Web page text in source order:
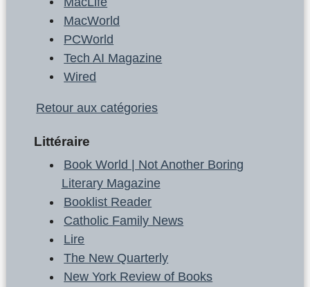
MacWorld
PCWorld
Tech AI Magazine
Wired
Retour aux catégories
Littéraire
Book World | Not Another Boring
Literary Magazine
Booklist Reader
Catholic Family News
Lire
The New Quarterly
New York Review of Books